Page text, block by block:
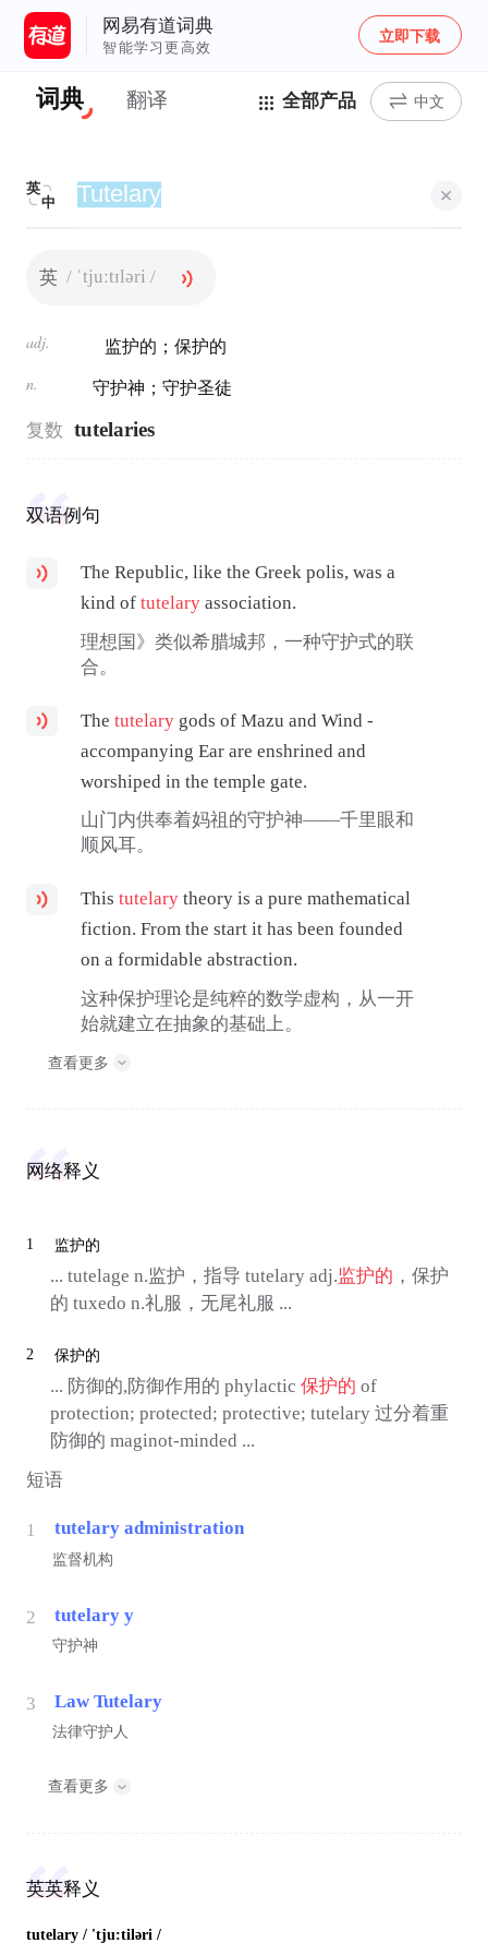
网易有道词典
智能学习更高效
立即下载
词典 翻译 全部产品 中文
英
中
英 / ˈtjuːtɪləri /
adj. 监护的；保护的
n. 守护神；守护圣徒
复数 tutelaries
双语例句
The Republic, like the Greek polis, was a
kind oftutelary association.
理想国》类似希腊城邦，一种守护式的联
合。
Thetutelary gods of Mazu and Wind -
accompanying Ear are enshrined and
worshiped in the temple gate.
山门内供奉着妈祖的守护神——千里眼和
顺风耳。
Thistutelary theory is a pure mathematical
fiction. From the start it has been founded
on a formidable abstraction.
这种保护理论是纯粹的数学虚构，从一开
始就建立在抽象的基础上。
查看更多
网络释义
1 监护的
... tutelage n.监护，指导 tutelary adj.监护的 ，保护
的 tuxedo n.礼服，无尾礼服 ...
2 保护的
... 防御的,防御作用的 phylactic 保护的 of
protection; protected; protective; tutelary 过分着重
防御的 maginot-minded ...
短语
1 tutelary administration
监督机构
2 tutelary y
守护神
3 Law Tutelary
法律守护人
查看更多
英英释义
tutelary / 'tju:tiləri /